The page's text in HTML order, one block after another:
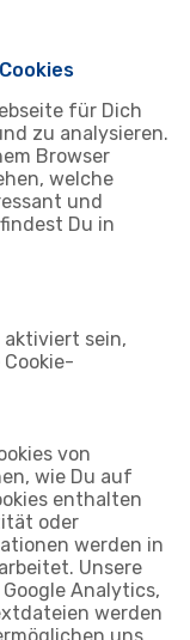
für Dich
zu analysieren.
Browser
welche
und
Du in
sein,
von
wie Du auf
enthalten
oder
werden in
Unsere
Analytics,
werden